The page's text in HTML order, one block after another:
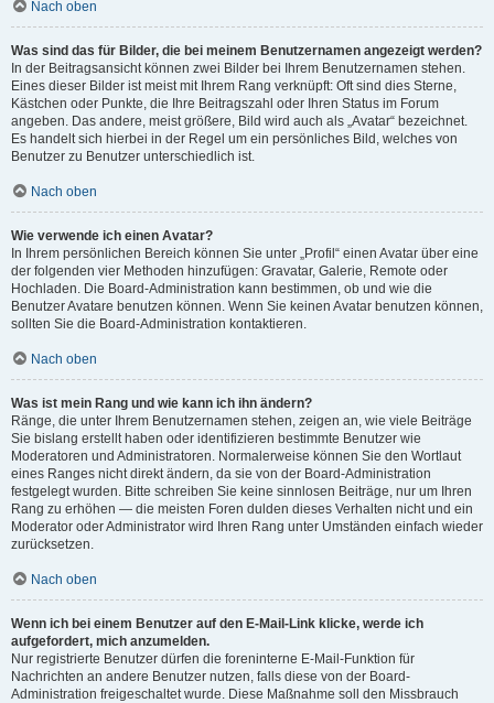
Nach oben
Was sind das für Bilder, die bei meinem Benutzernamen angezeigt werden?
In der Beitragsansicht können zwei Bilder bei Ihrem Benutzernamen stehen.
Eines dieser Bilder ist meist mit Ihrem Rang verknüpft: Oft sind dies Sterne,
Kästchen oder Punkte, die Ihre Beitragszahl oder Ihren Status im Forum
angeben. Das andere, meist größere, Bild wird auch als „Avatar“ bezeichnet.
Es handelt sich hierbei in der Regel um ein persönliches Bild, welches von
Benutzer zu Benutzer unterschiedlich ist.
Nach oben
Wie verwende ich einen Avatar?
In Ihrem persönlichen Bereich können Sie unter „Profil“ einen Avatar über eine
der folgenden vier Methoden hinzufügen: Gravatar, Galerie, Remote oder
Hochladen. Die Board-Administration kann bestimmen, ob und wie die
Benutzer Avatare benutzen können. Wenn Sie keinen Avatar benutzen können,
sollten Sie die Board-Administration kontaktieren.
Nach oben
Was ist mein Rang und wie kann ich ihn ändern?
Ränge, die unter Ihrem Benutzernamen stehen, zeigen an, wie viele Beiträge
Sie bislang erstellt haben oder identifizieren bestimmte Benutzer wie
Moderatoren und Administratoren. Normalerweise können Sie den Wortlaut
eines Ranges nicht direkt ändern, da sie von der Board-Administration
festgelegt wurden. Bitte schreiben Sie keine sinnlosen Beiträge, nur um Ihren
Rang zu erhöhen — die meisten Foren dulden dieses Verhalten nicht und ein
Moderator oder Administrator wird Ihren Rang unter Umständen einfach wieder
zurücksetzen.
Nach oben
Wenn ich bei einem Benutzer auf den E-Mail-Link klicke, werde ich
aufgefordert, mich anzumelden.
Nur registrierte Benutzer dürfen die foreninterne E-Mail-Funktion für
Nachrichten an andere Benutzer nutzen, falls diese von der Board-
Administration freigeschaltet wurde. Diese Maßnahme soll den Missbrauch